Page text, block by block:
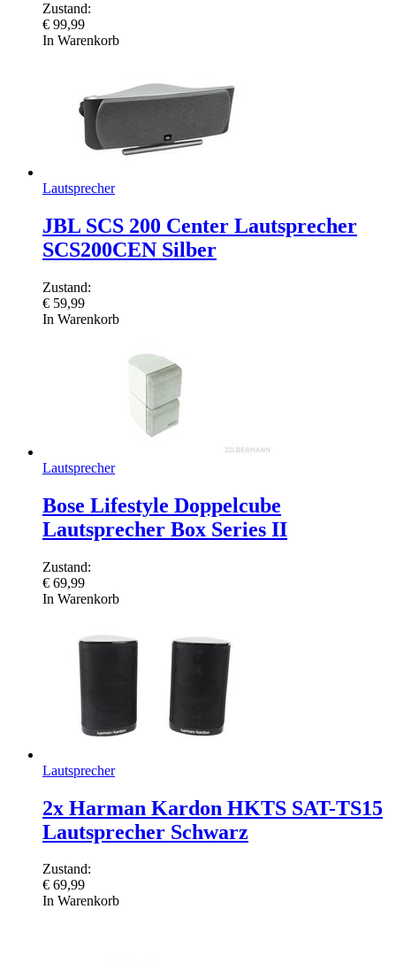
Zustand:
€ 99,99
In Warenkorb
Lautsprecher
JBL SCS 200 Center Lautsprecher
SCS200CEN Silber
Zustand:
€ 59,99
In Warenkorb
Lautsprecher
Bose Lifestyle Doppelcube
Lautsprecher Box Series II
Zustand:
€ 69,99
In Warenkorb
Lautsprecher
2x Harman Kardon HKTS SAT-TS15
Lautsprecher Schwarz
Zustand:
€ 69,99
In Warenkorb